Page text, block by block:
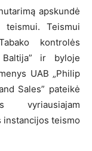
apskundė
teismui. Teismui
kontrolės
Baltija” ir byloje
UAB „Philip
Sales” pateikė
vyriausiajam
teismo